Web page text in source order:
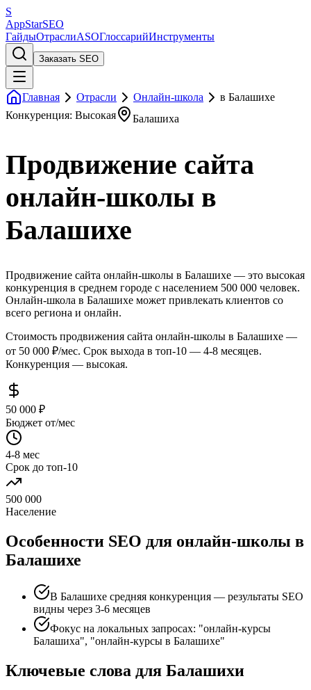
S
AppStarSEO
ГайдыОтраслиASOГлоссарийИнструменты
Заказать SEO
Главная Отрасли Онлайн-школа
в Балашихе
Конкуренция: Высокая
Балашиха
Продвижение сайта
онлайн-школы в
Балашихе
Продвижение сайта онлайн-школы в Балашихе — это высокая
конкуренция в среднем городе с населением 500 000 человек.
Онлайн-школа в Балашихе может привлекать клиентов со
всего региона и онлайн.
Стоимость продвижения сайта онлайн-школы в Балашихе —
от 50 000 ₽/мес. Срок выхода в топ-10 — 4-8 месяцев.
Конкуренция — высокая.
50 000 ₽
Бюджет от/мес
4-8 мес
Срок до топ-10
500 000
Население
Особенности SEO для онлайн-школы в
Балашихе
В Балашихе средняя конкуренция — результаты SEO
видны через 3-6 месяцев
Фокус на локальных запросах: "онлайн-курсы
Балашиха", "онлайн-курсы в Балашихе"
Ключевые слова для Балашихи